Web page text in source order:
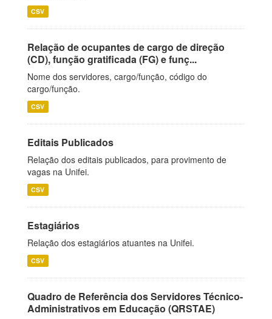
CSV
Relação de ocupantes de cargo de direção
(CD), função gratificada (FG) e funç...
Nome dos servidores, cargo/função, código do
cargo/função.
CSV
Editais Publicados
Relação dos editais publicados, para provimento de
vagas na Unifei.
CSV
Estagiários
Relação dos estagiários atuantes na Unifei.
CSV
Quadro de Referência dos Servidores Técnico-
Administrativos em Educação (QRSTAE)